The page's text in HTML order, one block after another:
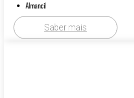
Almancil
Saber mais